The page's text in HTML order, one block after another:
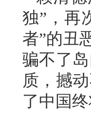
独”，再
者”的丑
骗不了
质，撼
了中国